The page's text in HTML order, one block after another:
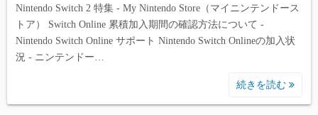
Nintendo Switch 2 特集 - My Nintendo Store（マイニンテンドース
トア） Switch Online 累積加入期間の確認方法について -
Nintendo Switch Online サポート Nintendo Switch Onlineの加入状
況 - ニンテンドー…
続きを読む